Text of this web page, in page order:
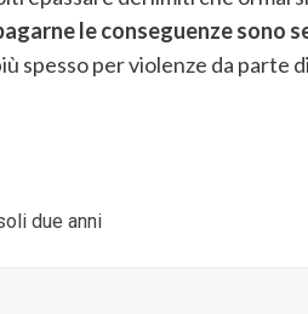
le conseguenze sono
spesso per violenze da parte
due anni